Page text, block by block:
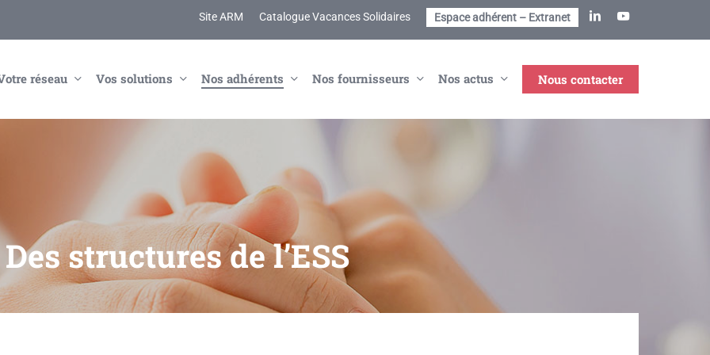
linkedinyoutube
Site ARM Catalogue Vacances Solidaires Espace adhérent – Extranet
réseau Vos solutions Nos adhérents Nos fournisseurs Nos actus Nous contacter
Des structures de l’ESS